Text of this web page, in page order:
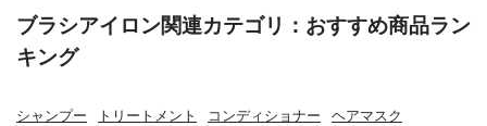
ブラシアイロン関連カテゴリ：おすすめ商品ラン
キング
シャンプー トリートメント コンディショナー ヘアマスク